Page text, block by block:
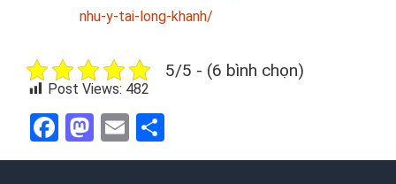
nhu-y-tai-long-khanh/
5/5 - (6 bình chọn)
Post Views: 482
Facebook
Mastodon
Email